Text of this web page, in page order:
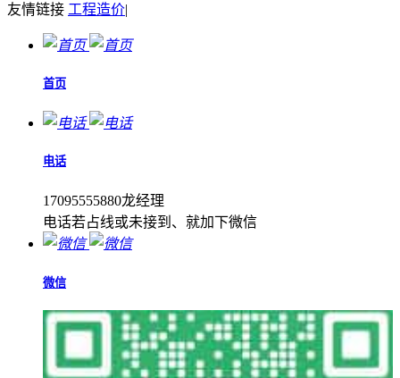
友情链接 工程造价|
首页
电话
17095555880龙经理
电话若占线或未接到、就加下微信
微信